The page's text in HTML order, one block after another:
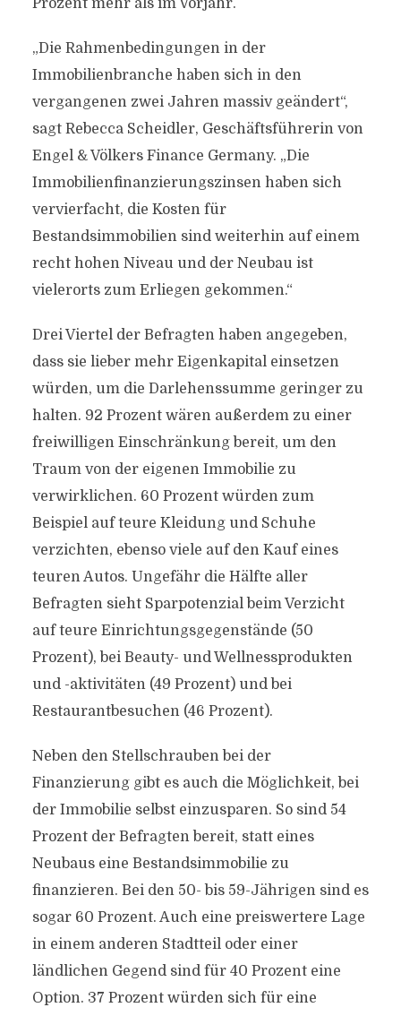
Prozent mehr als im Vorjahr.
„Die Rahmenbedingungen in der
Immobilienbranche haben sich in den
vergangenen zwei Jahren massiv geändert“,
sagt Rebecca Scheidler, Geschäftsführerin von
Engel & Völkers Finance Germany. „Die
Immobilienfinanzierungszinsen haben sich
vervierfacht, die Kosten für
Bestandsimmobilien sind weiterhin auf einem
recht hohen Niveau und der Neubau ist
vielerorts zum Erliegen gekommen.“
Drei Viertel der Befragten haben angegeben,
dass sie lieber mehr Eigenkapital einsetzen
würden, um die Darlehenssumme geringer zu
halten. 92 Prozent wären außerdem zu einer
freiwilligen Einschränkung bereit, um den
Traum von der eigenen Immobilie zu
verwirklichen. 60 Prozent würden zum
Beispiel auf teure Kleidung und Schuhe
verzichten, ebenso viele auf den Kauf eines
teuren Autos. Ungefähr die Hälfte aller
Befragten sieht Sparpotenzial beim Verzicht
auf teure Einrichtungsgegenstände (50
Prozent), bei Beauty- und Wellnessprodukten
und -aktivitäten (49 Prozent) und bei
Restaurantbesuchen (46 Prozent).
Neben den Stellschrauben bei der
Finanzierung gibt es auch die Möglichkeit, bei
der Immobilie selbst einzusparen. So sind 54
Prozent der Befragten bereit, statt eines
Neubaus eine Bestandsimmobilie zu
finanzieren. Bei den 50- bis 59-Jährigen sind es
sogar 60 Prozent. Auch eine preiswertere Lage
in einem anderen Stadtteil oder einer
ländlichen Gegend sind für 40 Prozent eine
Option. 37 Prozent würden sich für eine